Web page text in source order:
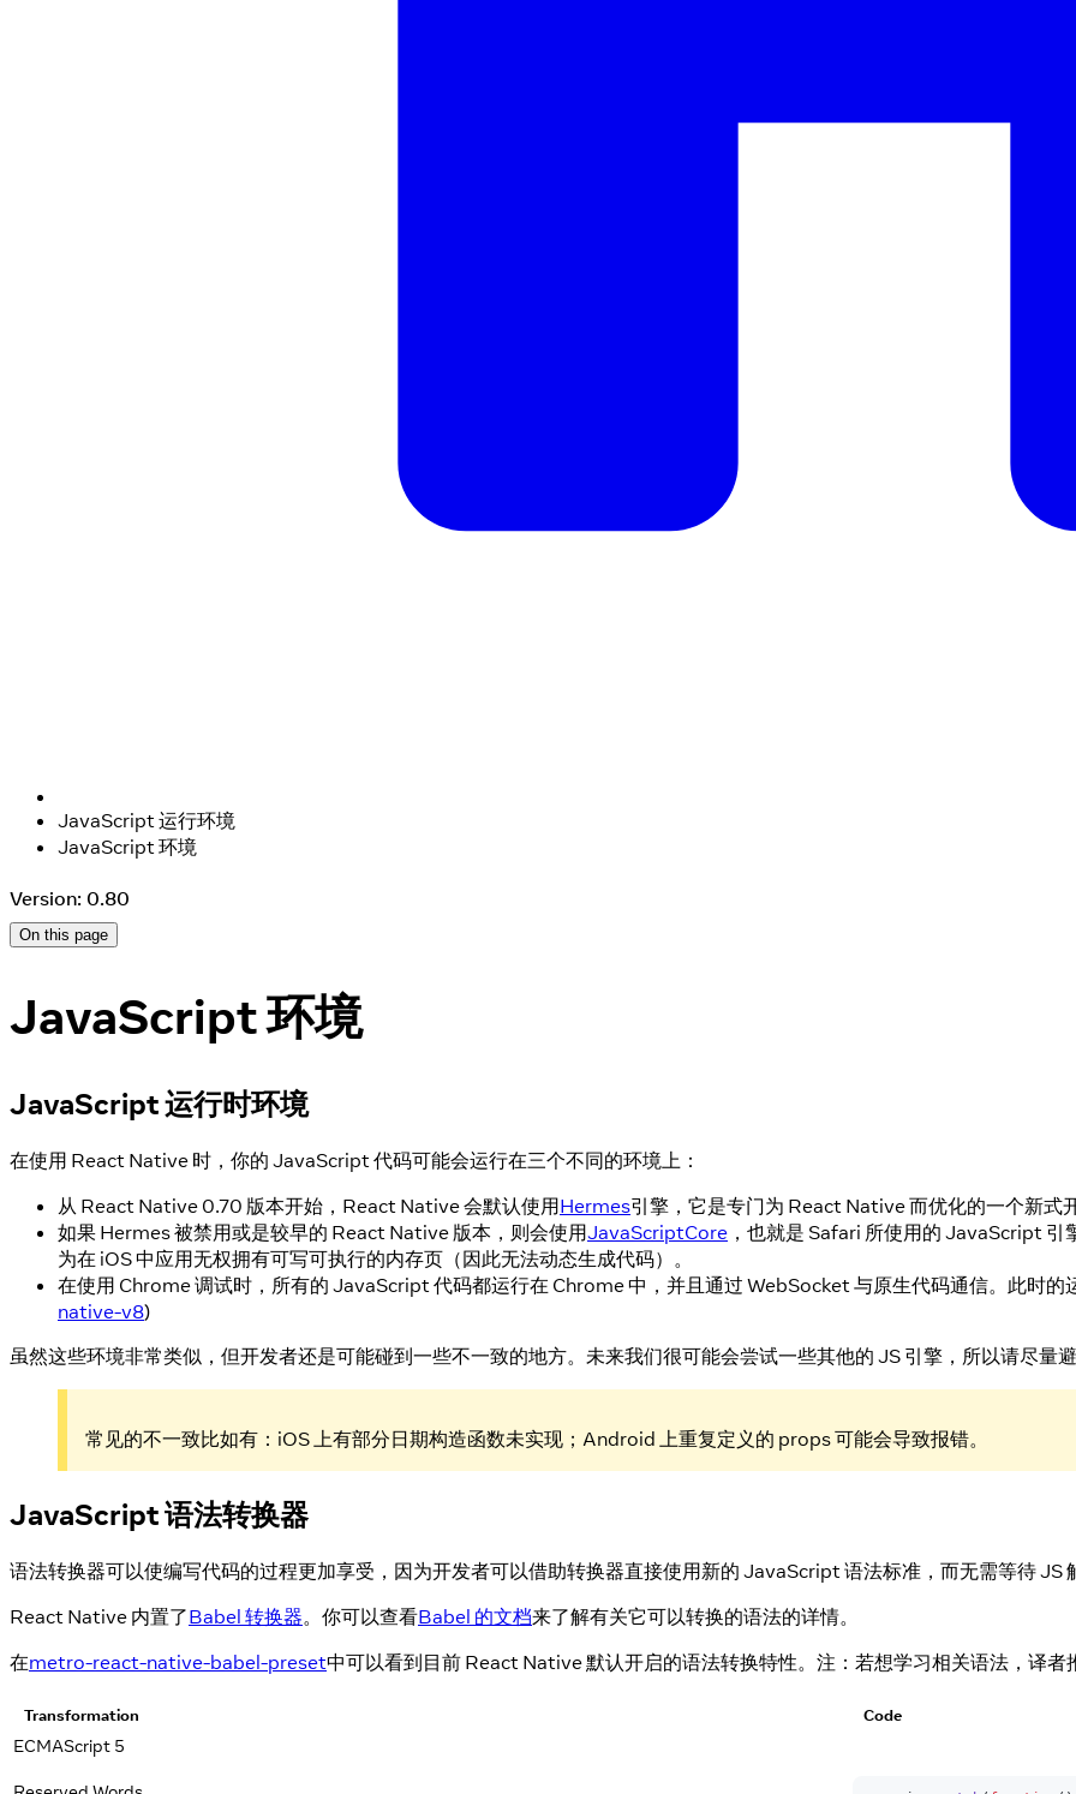
JavaScript 运行环境
JavaScript 环境
Version: 0.80
On this page
JavaScript 环境
JavaScript 运行时环境
在使用 React Native 时，你的 JavaScript 代码可能会运行在三个不同的环境上：
从 React Native 0.70 版本开始，React Native 会默认使用Hermes引擎，它是专门为 React Native 而优化的一个新式
如果 Hermes 被禁用或是较早的 React Native 版本，则会使用JavaScriptCore ，也就是 Safari 所使用的 JavaScript
为在 iOS 中应用无权拥有可写可执行的内存页（因此无法动态生成代码）。
在使用 Chrome 调试时，所有的 JavaScript 代码都运行在 Chrome 中，并且通过 WebSocket 与原生代码通信。此时的
native-v8)
虽然这些环境非常类似，但开发者还是可能碰到一些不一致的地方。未来我们很可能会尝试一些其他的 JS 引擎，所以请尽量
常见的不一致比如有：iOS 上有部分日期构造函数未实现；Android 上重复定义的 props 可能会导致报错。
JavaScript 语法转换器
语法转换器可以使编写代码的过程更加享受，因为开发者可以借助转换器直接使用新的 JavaScript 语法标准，而无需等待 JS
React Native 内置了Babel 转换器。你可以查看Babel 的文档来了解有关它可以转换的语法的详情。
在metro-react-native-babel-preset中可以看到目前 React Native 默认开启的语法转换特性。注：若想学习相关语法，译者
Transformation Code
ECMAScript 5